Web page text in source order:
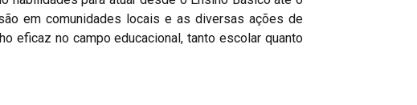
em comunidades locais e as diversas ações de
eficaz no campo educacional, tanto escolar quanto